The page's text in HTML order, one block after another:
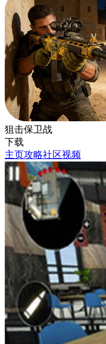
狙击保卫战
下载
主页攻略社区视频